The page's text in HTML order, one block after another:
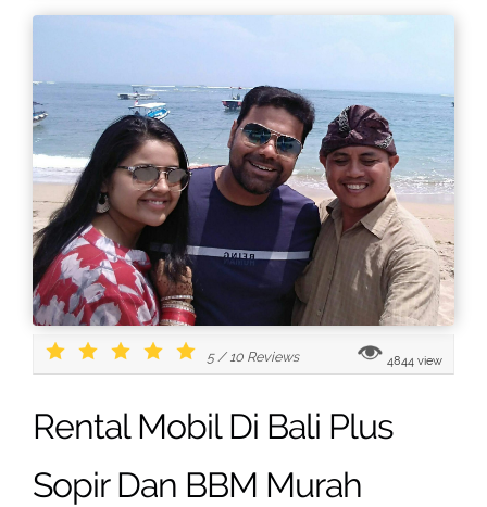
5/ 10 Reviews 4844 view
Rental Mobil Di Bali Plus
Sopir Dan BBM Murah